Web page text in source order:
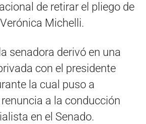
de retirar el pliego de
Michelli.
senadora derivó en una
con el presidente
la cual puso a
a la conducción
en el Senado.